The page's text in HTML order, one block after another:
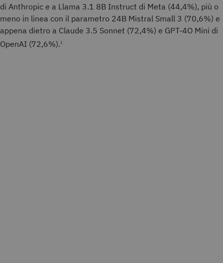
di Anthropic e a Llama 3.1 8B Instruct di Meta (44,4%), più o
meno in linea con il parametro 24B Mistral Small 3 (70,6%) e
appena dietro a Claude 3.5 Sonnet (72,4%) e GPT-4O Mini di
OpenAI (72,6%).1